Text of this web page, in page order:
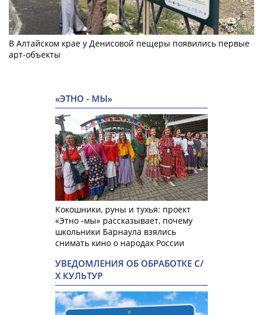
В Алтайском крае у Денисовой пещеры появились первые
арт-объекты
«ЭТНО - МЫ»
Кокошники, руны и тухья: проект
«Этно -мы» рассказывает, почему
школьники Барнаула взялись
снимать кино о народах России
УВЕДОМЛЕНИЯ ОБ ОБРАБОТКЕ С/
Х КУЛЬТУР